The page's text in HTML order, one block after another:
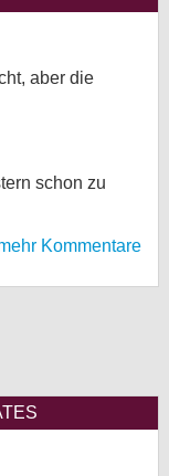
aber die
schon zu
Kommentare